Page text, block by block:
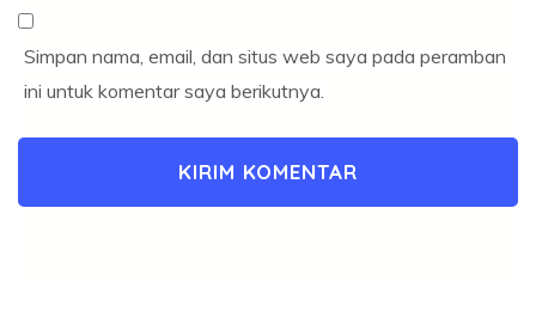
Simpan nama, email, dan situs web saya pada peramban
ini untuk komentar saya berikutnya.